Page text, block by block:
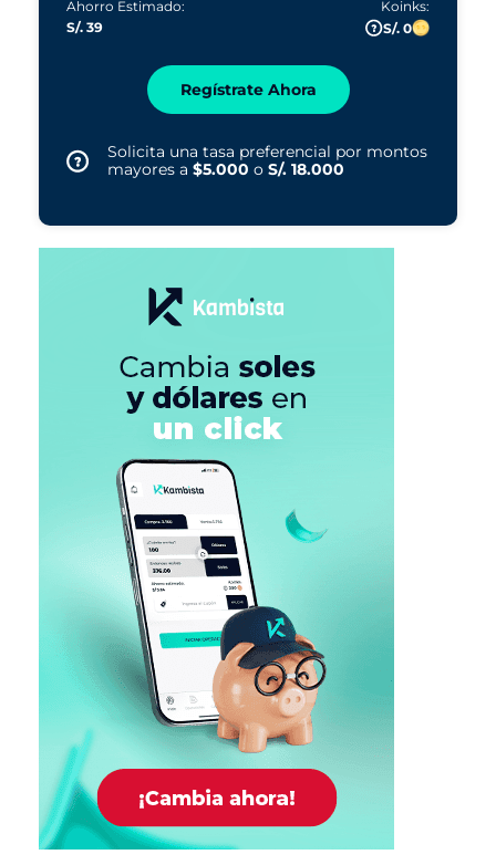
Ahorro Estimado:
S/. 39
Koinks:
S/. 0
Regístrate Ahora
Solicita una tasa preferencial por montos
mayores a $5.000 o S/. 18.000